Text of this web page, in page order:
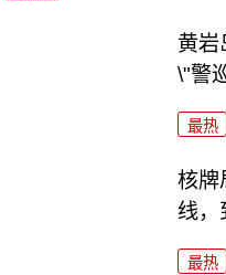
黄岩
\"警
最热
核牌
线，
最热